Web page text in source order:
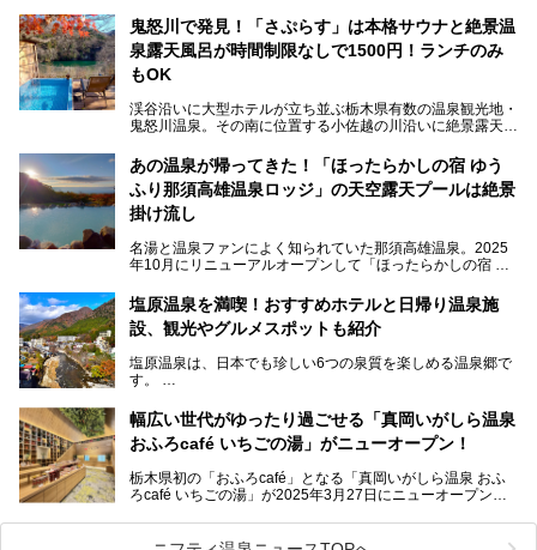
ここは首都圏から1泊で行きやすい鬼怒川温泉の渓流沿いに
建つホテルで、バイキングの他にも天然温泉の大浴場とサウ
ナ、フリーフローサービスのラウンジなど館内で楽しめるス
ポットがたくさんあり、3世代旅行やグループ旅行にもぴっ
たり。
そんな「大江戸温泉物語Premium 鬼怒川観光ホテル」の魅
力を詳しく紹介しちゃいます。
───
提供元：大江戸温泉物語ホテルズ＆リゾーツ株式会社【P
R】
この記事は大江戸温泉物語Premium 鬼怒川観光ホテルのPR
記事です。
鬼怒川で発見！「さぷらす」は本格サウナと絶景温
泉露天風呂が時間制限なしで1500円！ランチのみ
もOK
渓谷沿いに大型ホテルが立ち並ぶ栃木県有数の温泉観光地・
鬼怒川温泉。その南に位置する小佐越の川沿いに絶景露天風
こだわりのサウナ、掛け流しの水風呂、天然温泉の露天風
呂、食事処、休憩室など備えて、決して大規模施設ではあり
ませんが、鬼怒川温泉観光の行き帰りに、はたまたサウナで
一日リフレッシュするための目的地に！ぜひオススメしたい
スポットです。時間制限も無いので1人1,500円でひがな一
日サウナや温泉を楽しんでお昼も食べてごろごろできちゃい
ますよ。
あの温泉が帰ってきた！「ほったらかしの宿 ゆう
ふり那須高雄温泉ロッジ」の天空露天プールは絶景
掛け流し
名湯と温泉ファンによく知られていた那須高雄温泉。2025
年10月にリニューアルオープンして「ほったらかしの宿 ゆ
した。
那須湯本の温泉街から少し離れた静かな環境、一軒宿ゆえに
許される露天風呂からの絶景、日帰り入浴や素泊まりで気楽
た。
2名1室利用で1人あたり4,500円～と、思い立ったらすぐに
───
提供元：アイコニア・ホスピタリティ株式会社【PR】
この記事はほったらかしの宿 ゆうふり那須高雄温泉ロッジ
塩原温泉を満喫！おすすめホテルと日帰り温泉施
設、観光やグルメスポットも紹介
塩原温泉は、日本でも珍しい6つの泉質を楽しめる温泉郷で
す。
栃木県の北部にある箒川のほとりに11の温泉地が点在し、
古くから多くの人々から癒やしの場として愛されてきまし
た。
温泉に加えて、豊かな自然を感じられる観光スポットや、こ
こでしか味わえないご当地グルメなど、多彩な魅力がある北
幅広い世代がゆったり過ごせる「真岡いがしら温泉
おふろcafé いちごの湯」がニューオープン！
栃木県初の「おふろcafé」となる「真岡いがしら温泉 おふ
ろcafé いちごの湯」が2025年3月27日にニューオープンす
メインとなる天然温泉のお風呂をはじめ、リラックスエリア